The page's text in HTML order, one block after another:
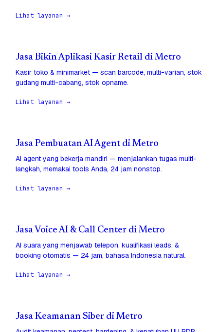
Lihat layanan →
Jasa Bikin Aplikasi Kasir Retail di Metro
Kasir toko & minimarket — scan barcode, multi-varian, stok
gudang multi-cabang, stok opname.
Lihat layanan →
Jasa Pembuatan AI Agent di Metro
AI agent yang bekerja mandiri — menjalankan tugas multi-
langkah, memakai tools Anda, 24 jam nonstop.
Lihat layanan →
Jasa Voice AI & Call Center di Metro
AI suara yang menjawab telepon, kualifikasi leads, &
booking otomatis — 24 jam, bahasa Indonesia natural.
Lihat layanan →
Jasa Keamanan Siber di Metro